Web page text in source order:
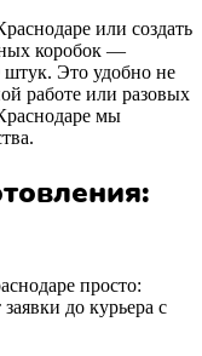
или создать
коробок —
Это удобно не
работе или разовых
мы
просто:
до курьера с